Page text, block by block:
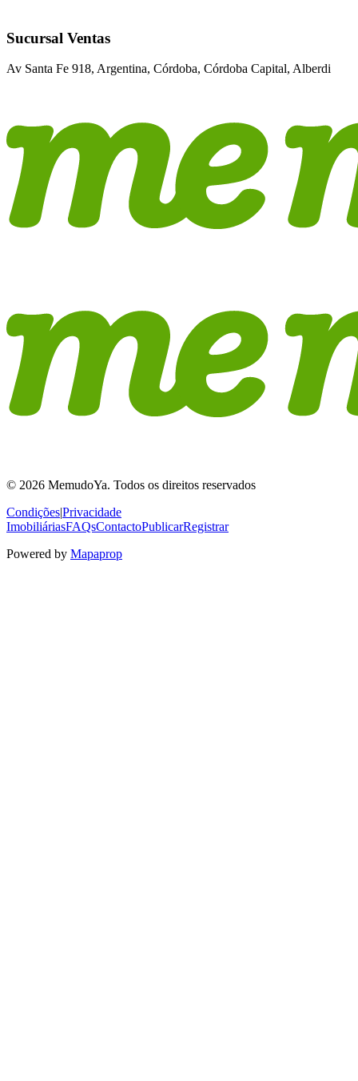
Sucursal Ventas
Av Santa Fe 918, Argentina, Córdoba, Córdoba Capital, Alberdi
© 2026 MemudoYa. Todos os direitos reservados
Condições|Privacidade
ImobiliáriasFAQsContactoPublicarRegistrar
Powered by Mapaprop